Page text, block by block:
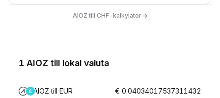
AIOZ till CHF-kalkylator→
1 AIOZ till lokal valuta
AIOZ till EUR € 0.04034017537311432